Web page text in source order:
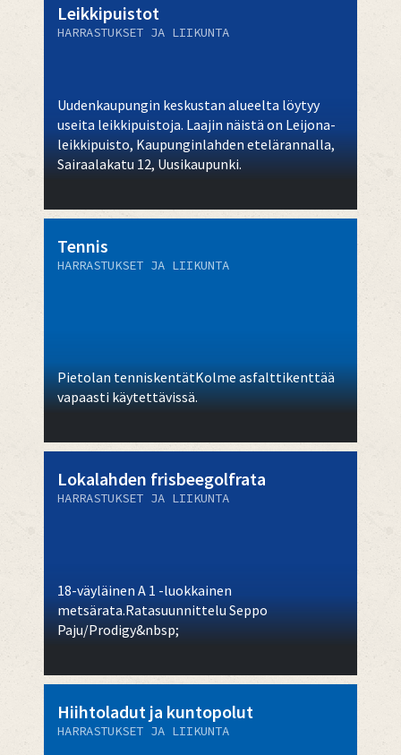
Leikkipuistot
HARRASTUKSET JA LIIKUNTA
Uudenkaupungin keskustan alueelta löytyy
useita leikkipuistoja. Laajin näistä on Leijona-
leikkipuisto, Kaupunginlahden etelärannalla,
Sairaalakatu 12, Uusikaupunki.
Tennis
HARRASTUKSET JA LIIKUNTA
Pietolan tenniskentätKolme asfalttikenttää
vapaasti käytettävissä.
Lokalahden frisbeegolfrata
HARRASTUKSET JA LIIKUNTA
18-väyläinen A 1 -luokkainen
metsärata.Ratasuunnittelu Seppo
Paju/Prodigy&nbsp;
Hiihtoladut ja kuntopolut
HARRASTUKSET JA LIIKUNTA